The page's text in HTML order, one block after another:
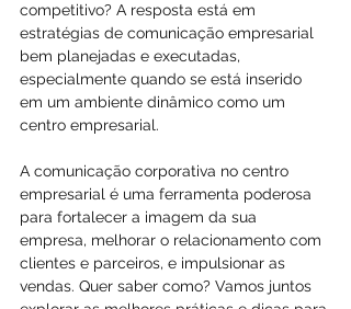
competitivo? A resposta está em
estratégias de comunicação empresarial
bem planejadas e executadas,
especialmente quando se está inserido
em um ambiente dinâmico como um
centro empresarial.
A comunicação corporativa no centro
empresarial é uma ferramenta poderosa
para fortalecer a imagem da sua
empresa, melhorar o relacionamento com
clientes e parceiros, e impulsionar as
vendas. Quer saber como? Vamos juntos